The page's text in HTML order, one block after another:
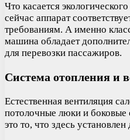
Что касается
сейчас аппарат
требованиям. А именно
машина обладает
для перевозки пассажиров.
Система отопления и
Естественная вентиляция
потолочные люки и боковые
это то, что здесь